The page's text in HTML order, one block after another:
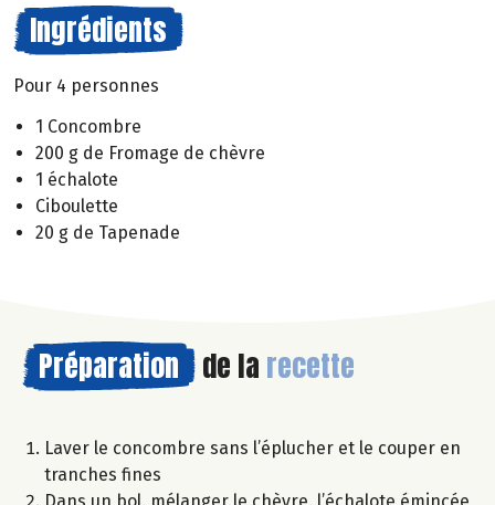
Ingrédients
Pour 4 personnes
1 Concombre
200 g de Fromage de chèvre
1 échalote
Ciboulette
20 g de Tapenade
Préparation de la recette
Laver le concombre sans l’éplucher et le couper en
tranches fines